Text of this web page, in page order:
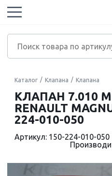
Каталог Клапана Клапана
КЛАПАН 7.010
RENAULT
224-010-050
Артикул: 150-224-010-050